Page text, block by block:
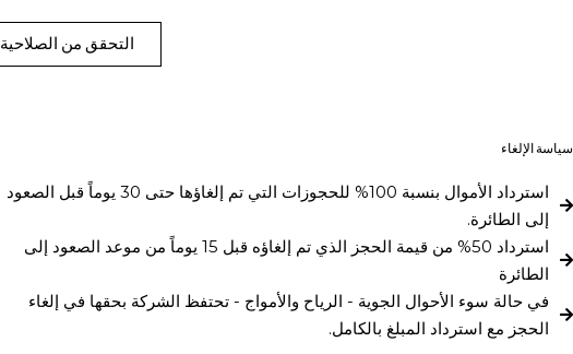
التحقق من الصلاحية
سياسة الإلغاء
استرداد الأموال بنسبة 100% للحجوزات التي تم إلغاؤها حتى 30 يوماً قبل الصعود
إلى الطائرة.
استرداد 50% من قيمة الحجز الذي تم إلغاؤه قبل 15 يوماً من موعد الصعود إلى
الطائرة
في حالة سوء الأحوال الجوية - الرياح والأمواج - تحتفظ الشركة بحقها في إلغاء
الحجز مع استرداد المبلغ بالكامل.